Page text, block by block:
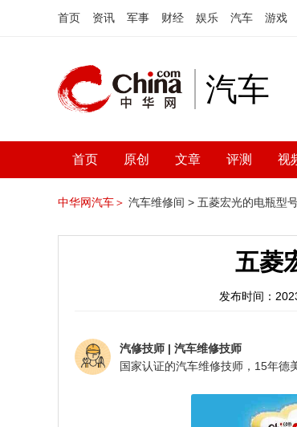
首页 资讯 军事 财经 娱乐 汽车 游戏
汽车
首页 原创 文章 评测 视
中华网汽车＞ 汽车维修间 > 五菱宏光的电瓶型
五菱
发布时间：
汽修技师 | 汽车维修技师